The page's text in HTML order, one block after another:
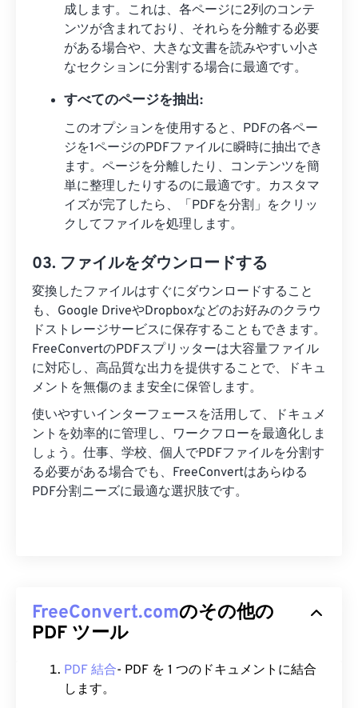
成します。これは、各ページに2列のコンテ
ンツが含まれており、それらを分離する必要
がある場合や、大きな文書を読みやすい小さ
なセクションに分割する場合に最適です。
すべてのページを抽出:
このオプションを使用すると、PDFの各ペー
ジを1ページのPDFファイルに瞬時に抽出でき
ます。ページを分離したり、コンテンツを簡
単に整理したりするのに最適です。カスタマ
イズが完了したら、「PDFを分割」をクリッ
クしてファイルを処理します。
03. ファイルをダウンロードする
変換したファイルはすぐにダウンロードすること
も、Google DriveやDropboxなどのお好みのクラウ
ドストレージサービスに保存することもできます。
FreeConvertのPDFスプリッターは大容量ファイル
に対応し、高品質な出力を提供することで、ドキュ
メントを無傷のまま安全に保管します。
使いやすいインターフェースを活用して、ドキュメ
ントを効率的に管理し、ワークフローを最適化しま
しょう。仕事、学校、個人でPDFファイルを分割す
る必要がある場合でも、FreeConvertはあらゆる
PDF分割ニーズに最適な選択肢です。
FreeConvert.comのその他の
PDF ツール
PDF 結合- PDF を 1 つのドキュメントに結合
します。